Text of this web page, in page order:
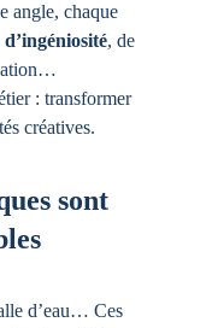
angle, chaque
, de
: transformer
créatives.
sont
d’eau… Ces